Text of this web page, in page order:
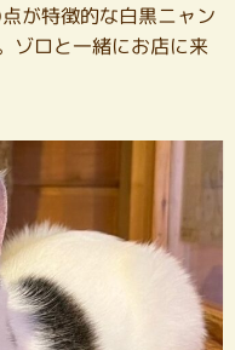
が特徴的な白黒ニャン
ゾロと一緒にお店に来